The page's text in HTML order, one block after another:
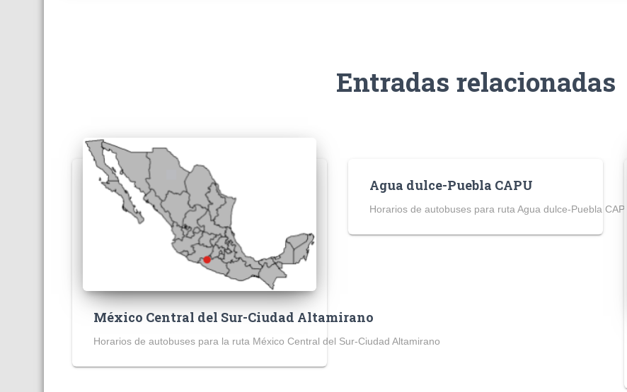
Entradas relacionadas
México Central del Sur-Ciudad Altamirano
Horarios de autobuses para la ruta México Central del Sur-Ciudad Altamirano
Agua dulce-Puebla CAPU
Horarios de autobuses para ruta Agua dulce-Puebla CAPU